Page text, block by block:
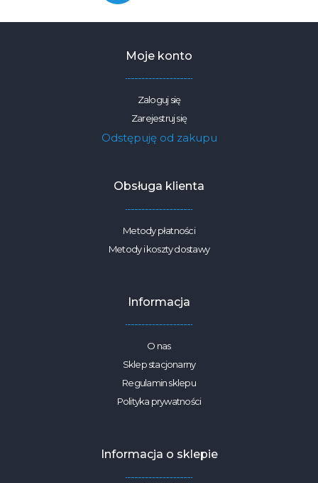
Moje konto
Zaloguj się
Zarejestruj się
Odstępuję od zakupu
Obsługa klienta
Metody płatności
Metody i koszty dostawy
Informacja
O nas
Sklep stacjonarny
Regulamin sklepu
Polityka prywatności
Informacja o sklepie